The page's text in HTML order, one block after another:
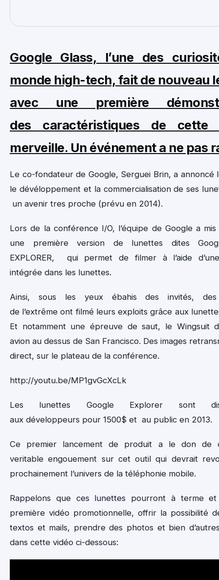
Google Glass, l’une des
monde high-tech, fait de nouveau
avec une première
des caractéristiques de cette
merveille. Un événement a ne pas
Le co-fondateur de Google, Serguei Brin, a annoncé
le dévéloppement et la commercialisation de ses
un avenir tres proche (prévu en 2014).
Lors de la conférence I/O, l’équipe de Google a
une première version de lunettes dites
EXPLORER, qui permet de filmer à l’aide
intégrée dans les lunettes.
Ainsi, sous les yeux ébahis des invités, des
de l’extrême ont filmé leurs exploits grâce aux
Et notamment une épreuve de saut, le Wingsuit
avion au dessus de San Francisco. Des images
direct, sur le plateau de la conférence.
http://youtu.be/MP1gvGcXcLk
Les lunettes Google Explorer sont
aux développeurs pour 1500$ et au public en 2013.
Ce premier lancement de produit a le don de
veritable engouement sur cet outil qui devrait
prochainement l’univers de la téléphonie mobile.
Rappelons que ces lunettes pourront à terme
première vidéo promotionnelle, offrir la possibilité
textos et mails, prendre des photos et bien
dans cette vidéo ci-dessous: